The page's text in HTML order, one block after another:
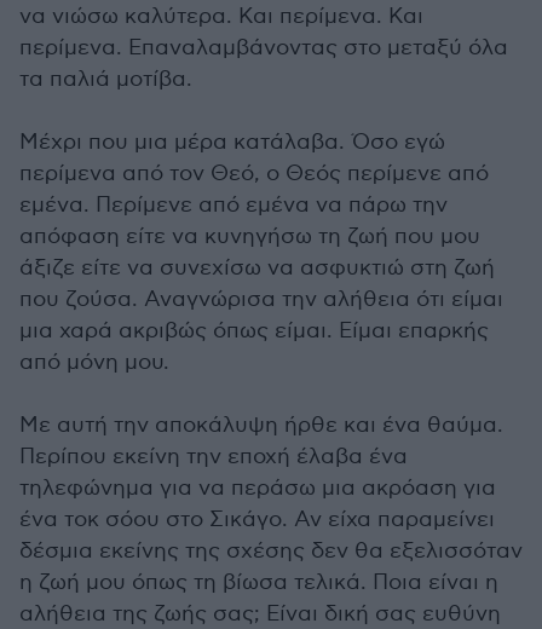
να νιώσω καλύτερα. Και περίμενα. Και
περίμενα. Επαναλαμβάνοντας στο μεταξύ όλα
τα παλιά μοτίβα.
Μέχρι που μια μέρα κατάλαβα. Όσο εγώ
περίμενα από τον Θεό, ο Θεός περίμενε από
εμένα. Περίμενε από εμένα να πάρω την
απόφαση είτε να κυνηγήσω τη ζωή που μου
άξιζε είτε να συνεχίσω να ασφυκτιώ στη ζωή
που ζούσα. Αναγνώρισα την αλήθεια ότι είμαι
μια χαρά ακριβώς όπως είμαι. Είμαι επαρκής
από μόνη μου.
Με αυτή την αποκάλυψη ήρθε και ένα θαύμα.
Περίπου εκείνη την εποχή έλαβα ένα
τηλεφώνημα για να περάσω μια ακρόαση για
ένα τοκ σόου στο Σικάγο. Αν είχα παραμείνει
δέσμια εκείνης της σχέσης δεν θα εξελισσόταν
η ζωή μου όπως τη βίωσα τελικά. Ποια είναι η
αλήθεια της ζωής σας; Είναι δική σας ευθύνη